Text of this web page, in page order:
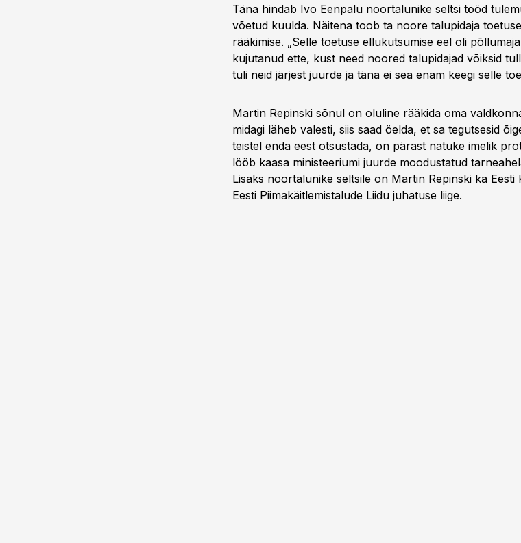
Täna hindab Ivo Eenpalu noortalunike seltsi tööd
võetud kuulda. Näitena toob ta noore talupidaja
rääkimise. „Selle toetuse ellukutsumise eel oli
kujutanud ette, kust need noored talupidajad võiksid
tuli neid järjest juurde ja täna ei sea enam keegi selle
Martin Repinski sõnul on oluline rääkida oma
midagi läheb valesti, siis saad öelda, et sa tegutsesid
teistel enda eest otsustada, on pärast natuke imelik
lööb kaasa ministeeriumi juurde moodustatud
Lisaks noortalunike seltsile on Martin Repinski ka Eesti
Eesti Piimakäitlemistalude Liidu juhatuse liige.